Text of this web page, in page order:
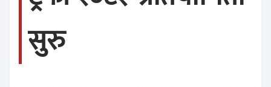
सुरु